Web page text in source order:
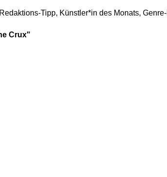
Tipp, Künstler*in des Monats,
Crux"